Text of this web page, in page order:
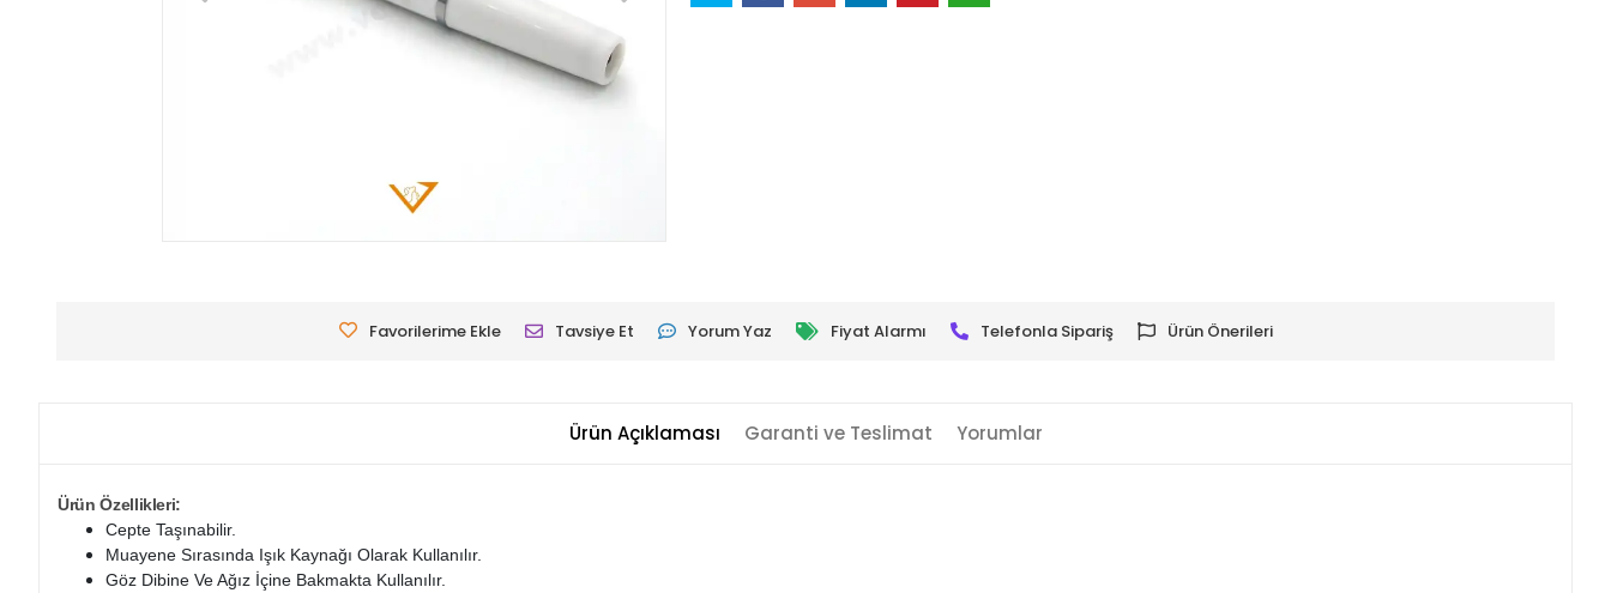
Favorilerime Ekle Tavsiye Et Yorum Yaz Fiyat Alarmı Telefonla Sipariş Ürün Önerileri
Ürün Açıklaması Garanti ve Teslimat Yorumlar
Ürün Özellikleri:
Cepte Taşınabilir.
Muayene Sırasında Işık Kaynağı Olarak Kullanılır.
Göz Dibine Ve Ağız İçine Bakmakta Kullanılır.